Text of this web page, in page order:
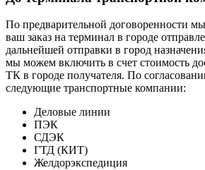
По предварительной договоренности
ваш заказ на терминал в городе
дальнейшей отправки в город
мы можем включить в счет стоимость
ТК в городе получателя. По
следующие транспортные компании:
Деловые линии
ПЭК
СДЭК
ГТД (КИТ)
Желдорэкспедиция